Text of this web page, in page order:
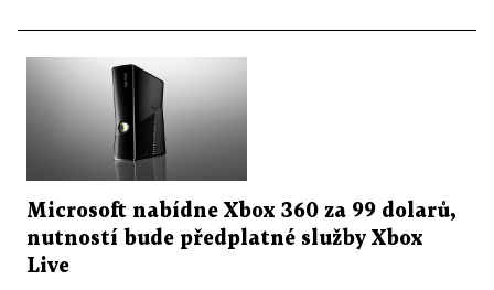
Microsoft nabídne Xbox 360 za 99 dolarů,
nutností bude předplatné služby Xbox
Live